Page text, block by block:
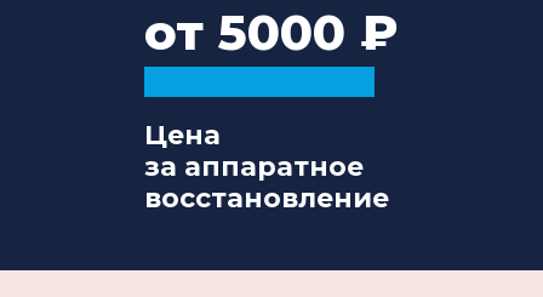
от 5000
Цена
за аппаратное
восстановление